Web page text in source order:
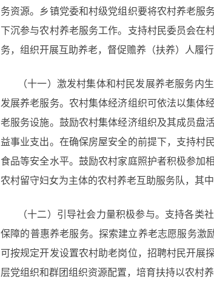
务资源。乡镇党委和村级党组织要将农村养老服
下沉参与农村养老服务工作。支持村民委员会在
务，组织开展互助养老，督促赡养（扶养）人履
（十一）激发村集体和村民发展养老服务内
发展养老服务。农村集体经济组织可依法以集体
老服务设施。鼓励农村集体经济组织及其成员盘
益事业支出。在确保房屋安全的前提下，支持村
食品等安全水平。鼓励农村家庭照护者积极参加
农村留守妇女为主体的农村养老互助服务队，其
（十二）引导社会力量积极参与。支持各类
保障的普惠养老服务。探索建立养老志愿服务激
可按规定开发设置农村助老岗位，招聘村民开展
层党组织和群团组织资源配置，培育扶持以农村